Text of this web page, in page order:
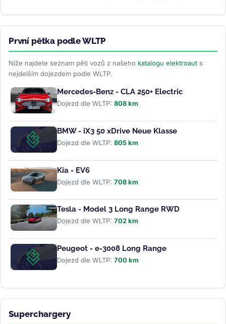
První pětka podle WLTP
Níže najdete seznam pěti vozů z našeho katalogu elektroaut s
nejdelším dojezdem podle WLTP.
Mercedes-Benz - CLA 250+ Electric
Dojezd dle WLTP: 808 km
BMW - iX3 50 xDrive Neue Klasse
Dojezd dle WLTP: 805 km
Kia - EV6
Dojezd dle WLTP: 708 km
Tesla - Model 3 Long Range RWD
Dojezd dle WLTP: 702 km
Peugeot - e-3008 Long Range
Dojezd dle WLTP: 700 km
Superchargery